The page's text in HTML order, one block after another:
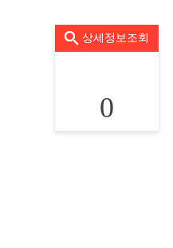
상세정보조회
0